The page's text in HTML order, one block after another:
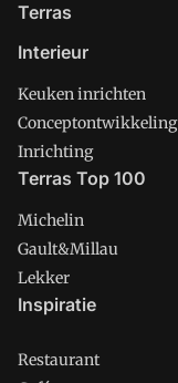
Terras
Interieur
Keuken inrichten
Conceptontwikkeling
Inrichting
Terras Top 100
Michelin
Gault&Millau
Lekker
Inspiratie
Restaurant